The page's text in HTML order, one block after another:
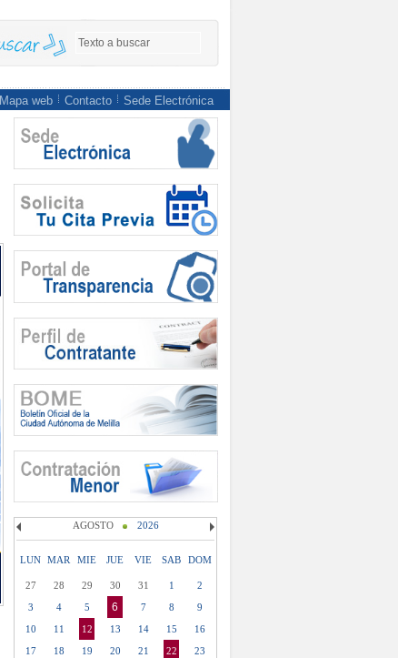
Mapa web Contacto Sede Electrónica
AGOSTO 2026
LUN MAR MIE JUE VIE SAB DOM
27 28 29 30 31 1
2
3
4 5 6 7 8
9
10
11 12 13 14 15
16
17
18 19 20 21 22
23